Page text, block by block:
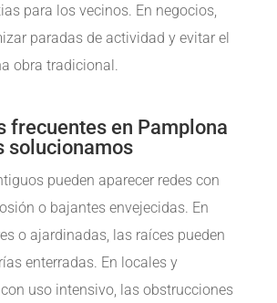
para los vecinos. En negocios,
paradas de actividad y evitar el
obra tradicional.
frecuentes en Pamplona
solucionamos
pueden aparecer redes con
o bajantes envejecidas. En
o ajardinadas, las raíces pueden
enterradas. En locales y
uso intensivo, las obstrucciones